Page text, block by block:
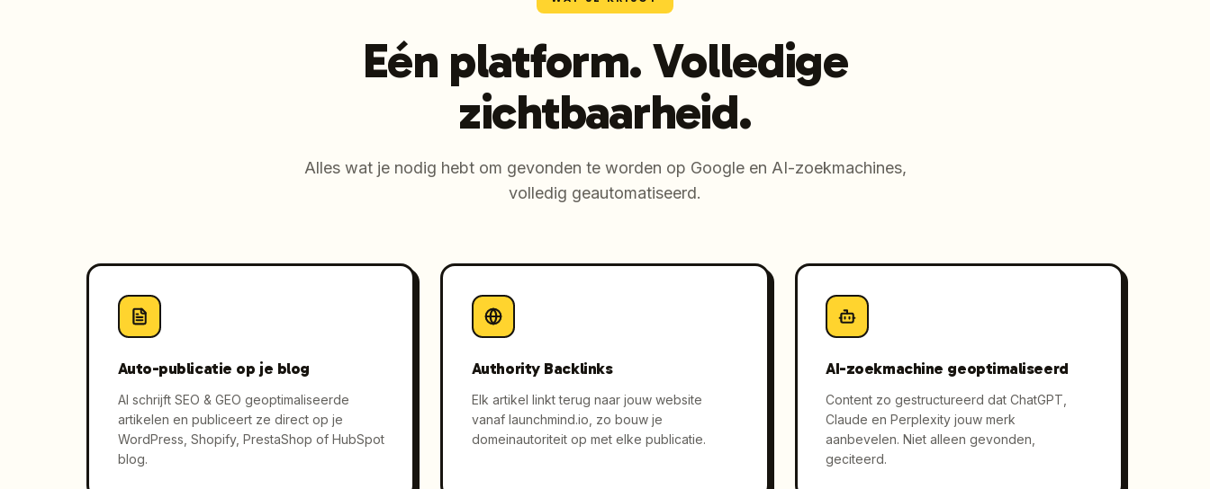
Eén platform. Volledige
zichtbaarheid.
Alles wat je nodig hebt om gevonden te worden op Google en AI-zoekmachines,
volledig geautomatiseerd.
Auto-publicatie op je blog
AI schrijft SEO & GEO geoptimaliseerde
artikelen en publiceert ze direct op je
WordPress, Shopify, PrestaShop of HubSpot
blog.
Authority Backlinks
Elk artikel linkt terug naar jouw website
vanaf launchmind.io, zo bouw je
domeinautoriteit op met elke publicatie.
AI-zoekmachine geoptimaliseerd
Content zo gestructureerd dat ChatGPT,
Claude en Perplexity jouw merk
aanbevelen. Niet alleen gevonden,
geciteerd.